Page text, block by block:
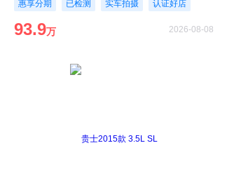
惠享分期
已检测 实车拍摄 认证好店
93.9万 2026-08-08